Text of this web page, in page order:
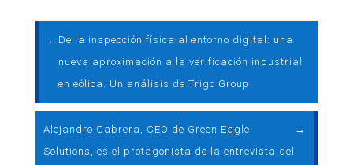
← De la inspección física al entorno digital: una
nueva aproximación a la verificación industrial
en eólica. Un análisis de Trigo Group.
Alejandro Cabrera, CEO de Green Eagle
Solutions, es el protagonista de la entrevista del
→